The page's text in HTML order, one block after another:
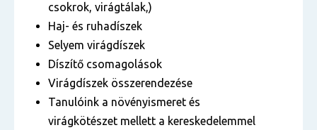
csokrok, virágtálak,)
Haj- és ruhadíszek
Selyem virágdíszek
Díszítő csomagolások
Virágdíszek összerendezése
Tanulóink a növényismeret és
virágkötészet mellett a kereskedelemmel